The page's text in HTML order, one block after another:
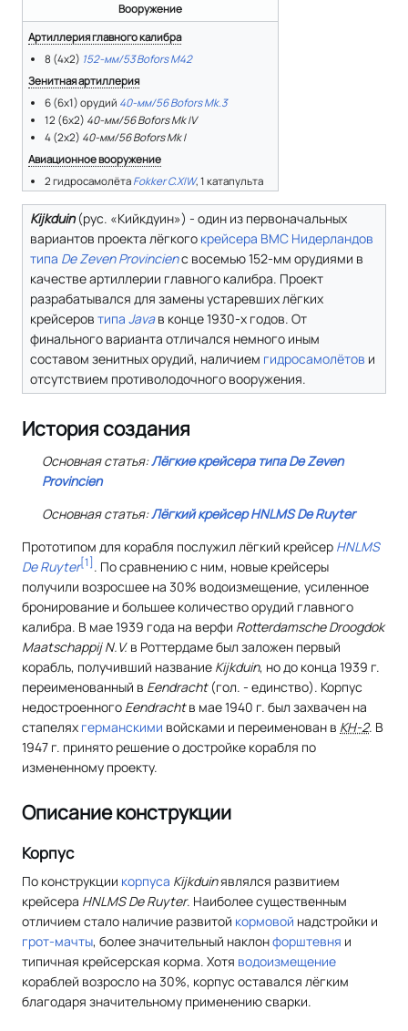
Вооружение
Артиллерия главного калибра
8 (4х2) 152-мм/53 Bofors M42
Зенитная артиллерия
6 (6х1) орудий 40-мм/56 Bofors Mk.3
12 (6х2) 40-мм/56 Bofors Mk IV
4 (2х2) 40-мм/56 Bofors Mk I
Авиационное вооружение
2 гидросамолёта Fokker C.XIW, 1 катапульта
Kijkduin(рус. «Кийкдуин») - один из первоначальных
вариантов проекта лёгкого крейсера ВМС Нидерландов
типа De Zeven Provincienс восемью 152-мм орудиями в
качестве артиллерии главного калибра. Проект
разрабатывался для замены устаревших лёгких
крейсеров типа Javaв конце 1930-х годов. От
финального варианта отличался немного иным
составом зенитных орудий, наличием гидросамолётов и
отсутствием противолодочного вооружения.
История создания
Основная статья:Лёгкие крейсера типаDe Zeven
Provincien
Основная статья:Лёгкий крейсерHNLMS De Ruyter
Прототипом для корабля послужил лёгкий крейсер HNLMS
De Ruyter[1] . По сравнению с ним, новые крейсеры
получили возросшее на 30% водоизмещение, усиленное
бронирование и большее количество орудий главного
калибра. В мае 1939 года на верфи Rotterdamsche Droogdok
Maatschappij N.V. в Роттердаме был заложен первый
корабль, получивший название Kijkduin, но до конца 1939 г.
переименованный в Eendracht(гол. - единство). Корпус
недостроенного Eendrachtв мае 1940 г. был захвачен на
стапелях германскими войсками и переименован в КН-2. В
1947 г. принято решение о достройке корабля по
измененному проекту.
Описание конструкции
Корпус
По конструкции корпуса Kijkduinявлялся развитием
крейсера HNLMS De Ruyter. Наиболее существенным
отличием стало наличие развитой кормовой надстройки и
грот-мачты, более значительный наклонфорштевня и
типичная крейсерская корма. Хотя водоизмещение
кораблей возросло на 30%, корпус оставался лёгким
благодаря значительному применению сварки.